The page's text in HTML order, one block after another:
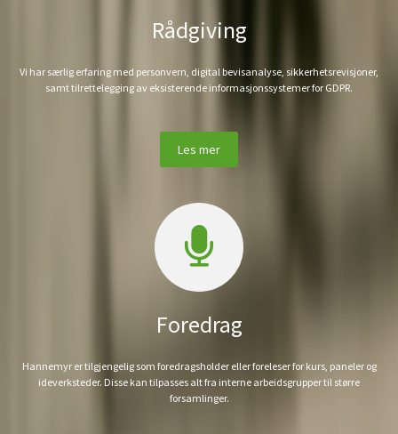
Rådgiving
Vi har særlig erfaring med personvern, digital bevisanalyse, sikkerhetsrevisjoner,
samt tilrettelegging av eksisterende informasjonssystemer for GDPR.
Les mer
Foredrag
Hannemyr er tilgjengelig som foredragsholder eller foreleser for kurs, paneler og
ideverksteder. Disse kan tilpasses alt fra interne arbeidsgrupper til større
forsamlinger.